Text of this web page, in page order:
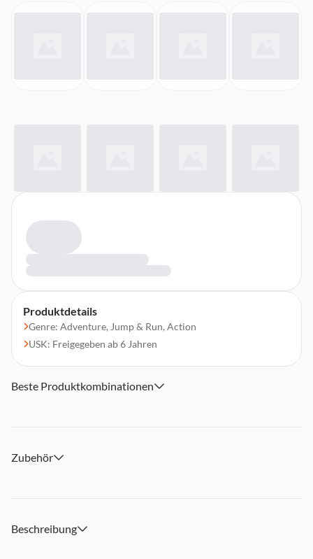
Produktdetails
Genre: Adventure, Jump & Run, Action
USK: Freigegeben ab 6 Jahren
Beste Produktkombinationen
Zubehör
Beschreibung